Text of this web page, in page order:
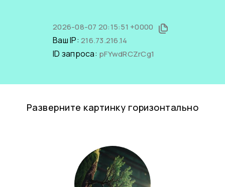
2026-08-07 20:15:51 +0000
Ваш IP: 216.73.216.14
ID запроса: pFYwdRCZrCg1
Разверните картинку горизонтально